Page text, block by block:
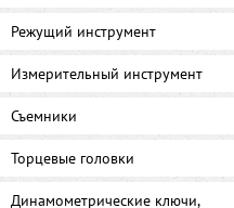
Режущий инструмент
Измерительный инструмент
Съемники
Торцевые головки
Динамометрические ключи,